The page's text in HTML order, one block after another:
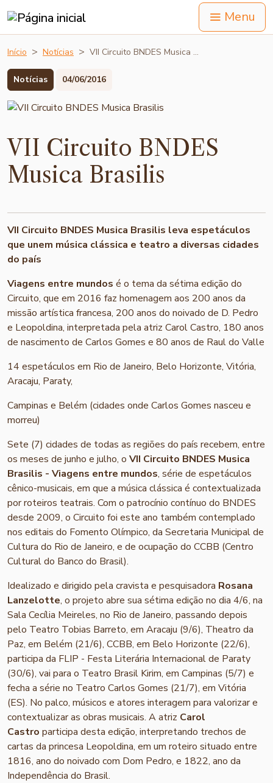
Menu
Início Notícias VII Circuito BNDES Musica …
Notícias 04/06/2016
VII Circuito BNDES
Musica Brasilis
VII Circuito BNDES Musica Brasilis leva espetáculos
que unem música clássica e teatro a diversas cidades
do país
Viagens entre mundos é o tema da sétima edição do
Circuito, que em 2016 faz homenagem aos 200 anos da
missão artística francesa, 200 anos do noivado de D. Pedro
e Leopoldina, interpretada pela atriz Carol Castro, 180 anos
de nascimento de Carlos Gomes e 80 anos de Raul do Valle
14 espetáculos em Rio de Janeiro, Belo Horizonte, Vitória,
Aracaju, Paraty,
Campinas e Belém (cidades onde Carlos Gomes nasceu e
morreu)
Sete (7) cidades de todas as regiões do país recebem, entre
os meses de junho e julho, o VII Circuito BNDES Musica
Brasilis - Viagens entre mundos, série de espetáculos
cênico-musicais, em que a música clássica é contextualizada
por roteiros teatrais. Com o patrocínio contínuo do BNDES
desde 2009, o Circuito foi este ano também contemplado
nos editais do Fomento Olímpico, da Secretaria Municipal de
Cultura do Rio de Janeiro, e de ocupação do CCBB (Centro
Cultural do Banco do Brasil).
Idealizado e dirigido pela cravista e pesquisadora Rosana
Lanzelotte, o projeto abre sua sétima edição no dia 4/6, na
Sala Cecília Meireles, no Rio de Janeiro, passando depois
pelo Teatro Tobias Barreto, em Aracaju (9/6), Theatro da
Paz, em Belém (21/6), CCBB, em Belo Horizonte (22/6),
participa da FLIP - Festa Literária Internacional de Paraty
(30/6), vai para o Teatro Brasil Kirim, em Campinas (5/7) e
fecha a série no Teatro Carlos Gomes (21/7), em Vitória
(ES). No palco, músicos e atores interagem para valorizar e
contextualizar as obras musicais. A atriz Carol
Castro participa desta edição, interpretando trechos de
cartas da princesa Leopoldina, em um roteiro situado entre
1816, ano do noivado com Dom Pedro, e 1822, ano da
Independência do Brasil.